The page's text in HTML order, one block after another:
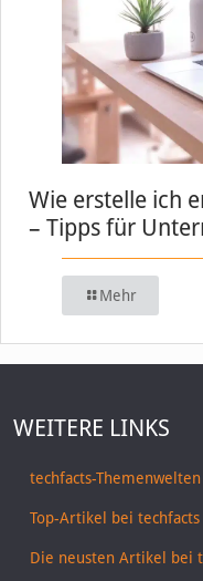
Wie erstelle ich
– Tipps für
Mehr
WEITERE LINKS
techfacts-Themenwelten
Top-Artikel bei techfacts
Die neusten Artikel bei